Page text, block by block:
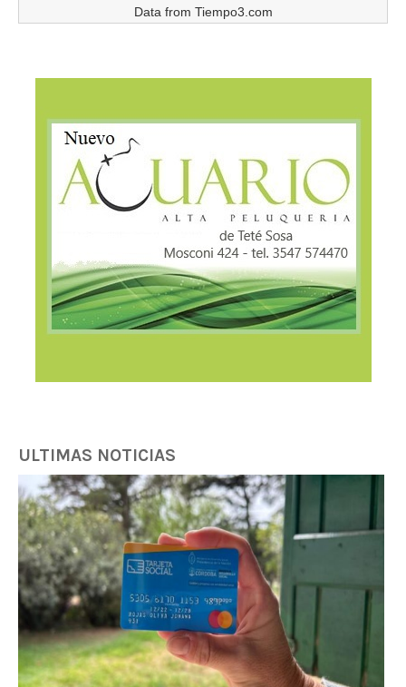
Data from Tiempo3.com
ULTIMAS NOTICIAS